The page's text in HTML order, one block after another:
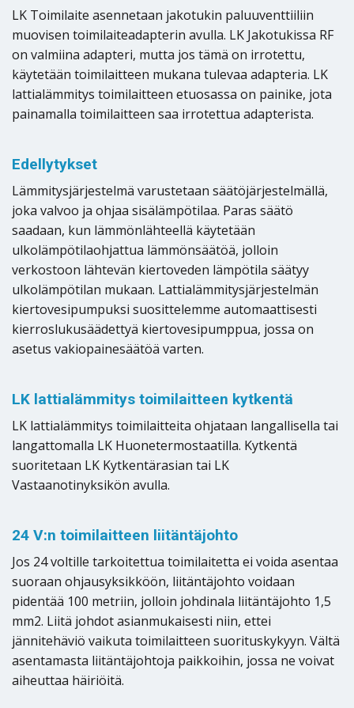
LK Toimilaite asennetaan jakotukin paluuventtiiliin
muovisen toimilaiteadapterin avulla. LK Jakotukissa RF
on valmiina adapteri, mutta jos tämä on irrotettu,
käytetään toimilaitteen mukana tulevaa adapteria. LK
lattialämmitys toimilaitteen etuosassa on painike, jota
painamalla toimilaitteen saa irrotettua adapterista.
Edellytykset
Lämmitysjärjestelmä varustetaan säätöjärjestelmällä,
joka valvoo ja ohjaa sisälämpötilaa. Paras säätö
saadaan, kun lämmönlähteellä käytetään
ulkolämpötilaohjattua lämmönsäätöä, jolloin
verkostoon lähtevän kiertoveden lämpötila säätyy
ulkolämpötilan mukaan. Lattialämmitysjärjestelmän
kiertovesipumpuksi suosittelemme automaattisesti
kierroslukusäädettyä kiertovesipumppua, jossa on
asetus vakiopainesäätöä varten.
LK lattialämmitys toimilaitteen kytkentä
LK lattialämmitys toimilaitteita ohjataan langallisella tai
langattomalla LK Huonetermostaatilla. Kytkentä
suoritetaan LK Kytkentärasian tai LK
Vastaanotinyksikön avulla.
24 V:n toimilaitteen liitäntäjohto
Jos 24 voltille tarkoitettua toimilaitetta ei voida asentaa
suoraan ohjausyksikköön, liitäntäjohto voidaan
pidentää 100 metriin, jolloin johdinala liitäntäjohto 1,5
mm2. Liitä johdot asianmukaisesti niin, ettei
jännitehäviö vaikuta toimilaitteen suorituskykyyn. Vältä
asentamasta liitäntäjohtoja paikkoihin, jossa ne voivat
aiheuttaa häiriöitä.